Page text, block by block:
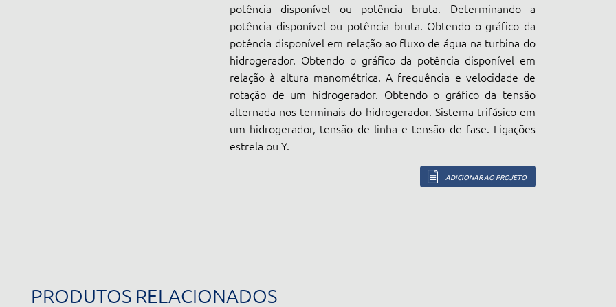
potência disponível ou potência bruta. Determinando a
potência disponível ou potência bruta. Obtendo o gráfico da
potência disponível em relação ao fluxo de água na turbina do
hidrogerador. Obtendo o gráfico da potência disponível em
relação à altura manométrica. A frequência e velocidade de
rotação de um hidrogerador. Obtendo o gráfico da tensão
alternada nos terminais do hidrogerador. Sistema trifásico em
um hidrogerador, tensão de linha e tensão de fase. Ligações
estrela ou Y.
ADICIONAR AO PROJETO
PRODUTOS RELACIONADOS